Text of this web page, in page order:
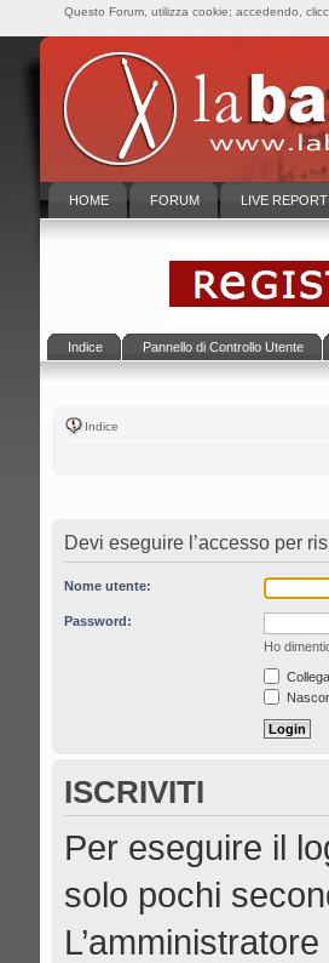
HOME FORUM LIVE REPORT
Indice Pannello di Controllo Utente
Indice
Devi eseguire l’accesso per
Nome utente:
Password:
Ho
ISCRIVITI
Per eseguire il
solo pochi
Questo Forum, utilizza cookie; accedendo,